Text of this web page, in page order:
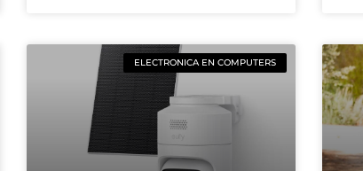
ELECTRONICA EN COMPUTERS